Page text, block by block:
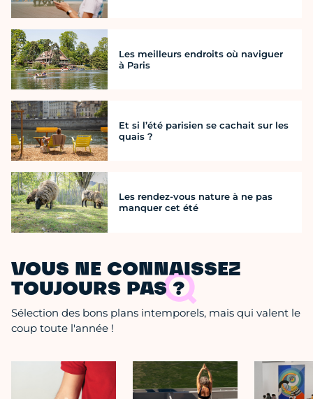
Les meilleurs endroits où naviguer
à Paris
Et si l’été parisien se cachait sur les
quais ?
Les rendez-vous nature à ne pas
manquer cet été
VOUS NE CONNAISSEZ
TOUJOURS PAS ?
Sélection des bons plans intemporels, mais qui valent le
coup toute l'année !